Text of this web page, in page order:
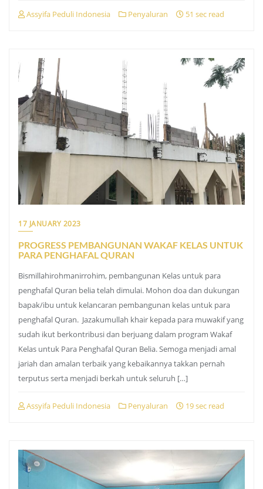
Assyifa Peduli Indonesia Penyaluran 51 sec read
17 JANUARY 2023
PROGRESS PEMBANGUNAN WAKAF KELAS UNTUK
PARA PENGHAFAL QURAN
Bismillahirohmanirrohim, pembangunan Kelas untuk para
penghafal Quran belia telah dimulai. Mohon doa dan dukungan
bapak/ibu untuk kelancaran pembangunan kelas untuk para
penghafal Quran. Jazakumullah khair kepada para muwakif yang
sudah ikut berkontribusi dan berjuang dalam program Wakaf
Kelas untuk Para Penghafal Quran Belia. Semoga menjadi amal
jariah dan amalan terbaik yang kebaikannya takkan pernah
terputus serta menjadi berkah untuk seluruh […]
Assyifa Peduli Indonesia Penyaluran 19 sec read